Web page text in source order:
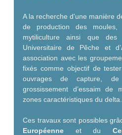
A la recherche d'une manière
de production des moules,
mytiliculture ainsi que des
Universitaire de Pêche et
association avec les
fixés comme objectif de
ouvrages de capture,
grossissement d’essaim de
zones caractéristiques du delta.
Ces travaux sont possibles
Européenne et du